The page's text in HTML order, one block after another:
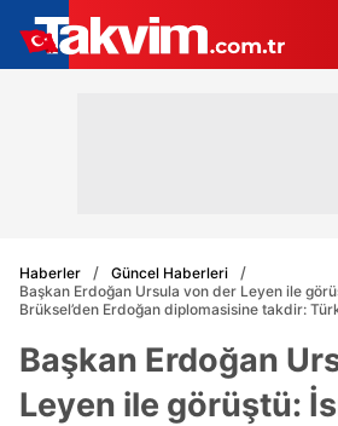
Haberler
Güncel Haberleri
Başkan Erdoğan Ursula von der Leyen ile
Brüksel’den Erdoğan diplomasisine takdir:
Başkan Erdoğan
Leyen ile görüştü: